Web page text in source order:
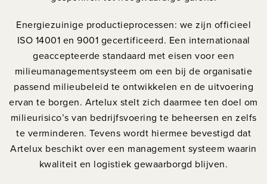
Energiezuinige productieprocessen: we zijn officieel
ISO 14001 en 9001 gecertificeerd. Een internationaal
geaccepteerde standaard met eisen voor een
milieumanagementsysteem om een bij de organisatie
passend milieubeleid te ontwikkelen en de uitvoering
ervan te borgen. Artelux stelt zich daarmee ten doel om
milieurisico’s van bedrijfsvoering te beheersen en zelfs
te verminderen. Tevens wordt hiermee bevestigd dat
Artelux beschikt over een management systeem waarin
kwaliteit en logistiek gewaarborgd blijven.